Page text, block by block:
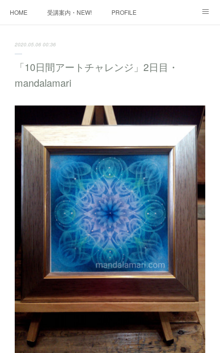
HOME 受講案内・NEW! PROFILE
全国・講師リスト
2020.05.06 00:36
「10日間アートチャレンジ」2日目・
mandalamari